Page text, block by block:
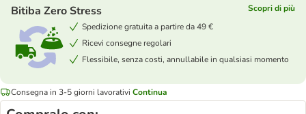
Bitiba Zero Stress
Scopri di più
Spedizione gratuita a partire da 49 €
Ricevi consegne regolari
Flessibile, senza costi, annullabile in qualsiasi momento
Consegna in 3-5 giorni lavorativi Continua